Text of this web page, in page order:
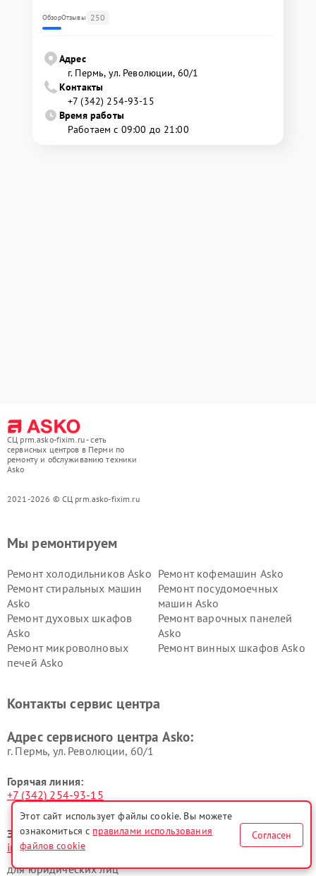
ОбзорОтзывы 250
Адрес
г. Пермь, ул. ​Революции, 60/1
Контакты
+7 (342) 254-93-15
Время работы
Работаем с 09:00 до 21:00
СЦ prm.asko-fixim.ru - сеть
сервисных центров в Перми по
ремонту и обслуживанию техники
Asko
2021-2026 © СЦ prm.asko-fixim.ru
Мы ремонтируем
Ремонт холодильников Asko Ремонт кофемашин Asko
Ремонт стиральных машин
Asko
Ремонт посудомоечных
машин Asko
Ремонт духовых шкафов
Asko
Ремонт варочных панелей
Asko
Ремонт микроволновых
печей Asko
Ремонт винных шкафов Asko
Ремонт подогревателей
Ремонт промышленных
Asko
Контакты сервис центра
Адрес сервисного центра Asko:
г. Пермь, ул. ​Революции, 60/1
Горячая линия:
+7 (342) 254-93-15
Электронная почта:
info@asko-fixim.ru
для юридических лиц
Этот сайт использует файлы cookie. Вы можете
ознакомиться с правилами использования
файлов cookie
Согласен